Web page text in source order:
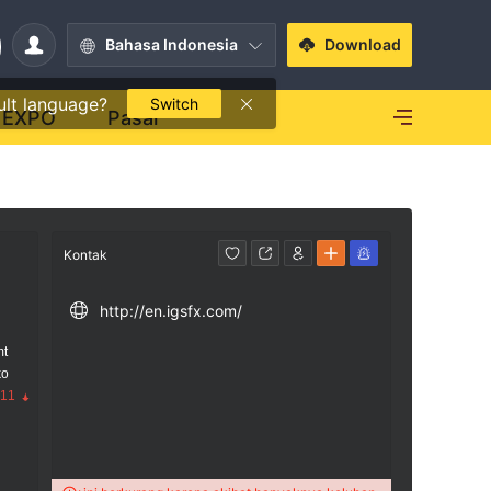
Bahasa Indonesia
language? Switch
Download
EXPO Pasar
Kontak
http://en.igsfx.com/